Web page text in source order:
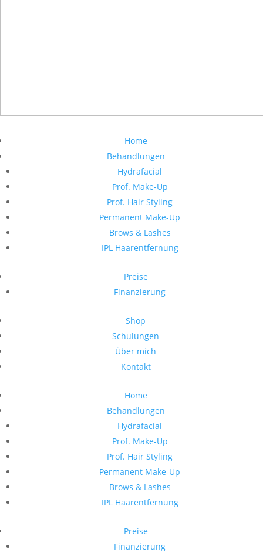
Home
Behandlungen
Hydrafacial
Prof. Make-Up
Prof. Hair Styling
Permanent Make-Up
Brows & Lashes
IPL Haarentfernung
Preise
Finanzierung
Shop
Schulungen
Über mich
Kontakt
Home
Behandlungen
Hydrafacial
Prof. Make-Up
Prof. Hair Styling
Permanent Make-Up
Brows & Lashes
IPL Haarentfernung
Preise
Finanzierung